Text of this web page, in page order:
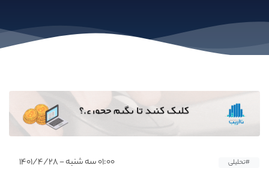
#تحلیلی ۰۱:۰۰ سه شنبه - ۱۴۰۱/۴/۲۸